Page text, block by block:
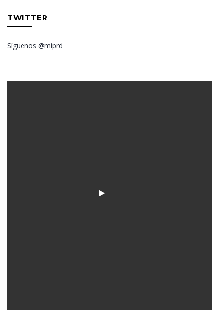
TWITTER
Síguenos @miprd